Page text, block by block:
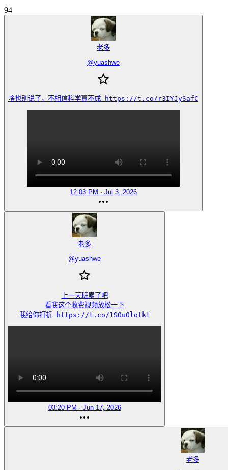
94
老多
@yuashwe
啥也别说了，不相信科学真不成 https://t.co/r3IYJySafC
12:03 PM · Jul 3, 2026
老多
@yuashwe
上一天班累了吧
看我这个收费视频放松一下
我给你打折 https://t.co/1SOu0lotkt
03:20 PM · Jun 17, 2026
老多